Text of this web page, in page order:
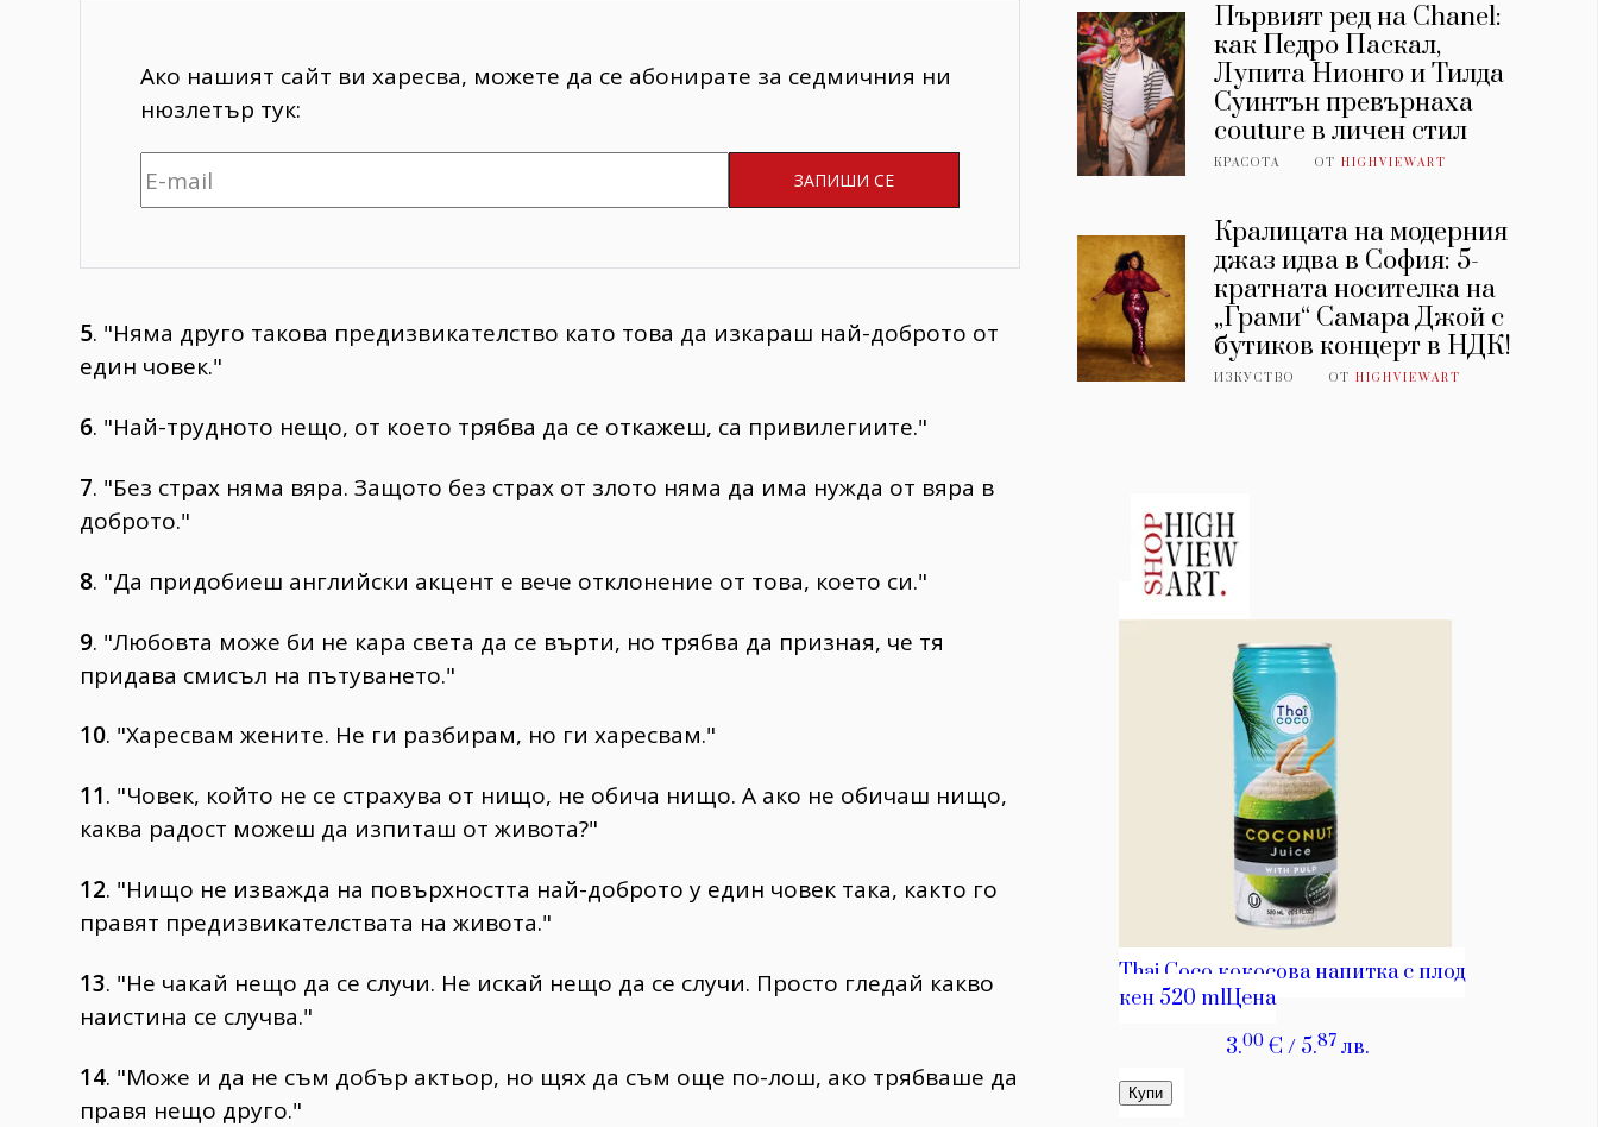
Ако нашият сайт ви харесва, можете да се абонирате за седмичния ни
нюзлетър тук:
5. "Няма друго такова предизвикателство като това да изкараш най-доброто от
един човек."
6. "Най-трудното нещо, от което трябва да се откажеш, са привилегиите."
7. "Без страх няма вяра. Защото без страх от злото няма да има нужда от вяра в
доброто."
8. "Да придобиеш английски акцент е вече отклонение от това, което си."
9. "Любовта може би не кара света да се върти, но трябва да призная, че тя
придава смисъл на пътуването."
10. "Харесвам жените. Не ги разбирам, но ги харесвам."
11. "Човек, който не се страхува от нищо, не обича нищо. А ако не обичаш нищо,
каква радост можеш да изпиташ от живота?"
12. "Нищо не изважда на повърхността най-доброто у един човек така, както го
правят предизвикателствата на живота."
13. "Не чакай нещо да се случи. Не искай нещо да се случи. Просто гледай какво
наистина се случва."
14. "Може и да не съм добър актьор, но щях да съм още по-лош, ако трябваше да
правя нещо друго."
Първият ред на Chanel:
как Педро Паскал,
Лупита Нионго и Тилда
Суинтън превърнаха
couture в личен стил
КРАСОТА ОТHIGHVIEWART
Кралицата на модерния
джаз идва в София: 5-
кратната носителка на
„Грами“ Самара Джой с
бутиков концерт в НДК!
ИЗКУСТВО ОТHIGHVIEWART